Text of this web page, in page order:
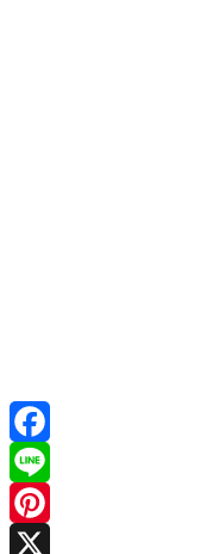
Facebook
Line
Pinterest